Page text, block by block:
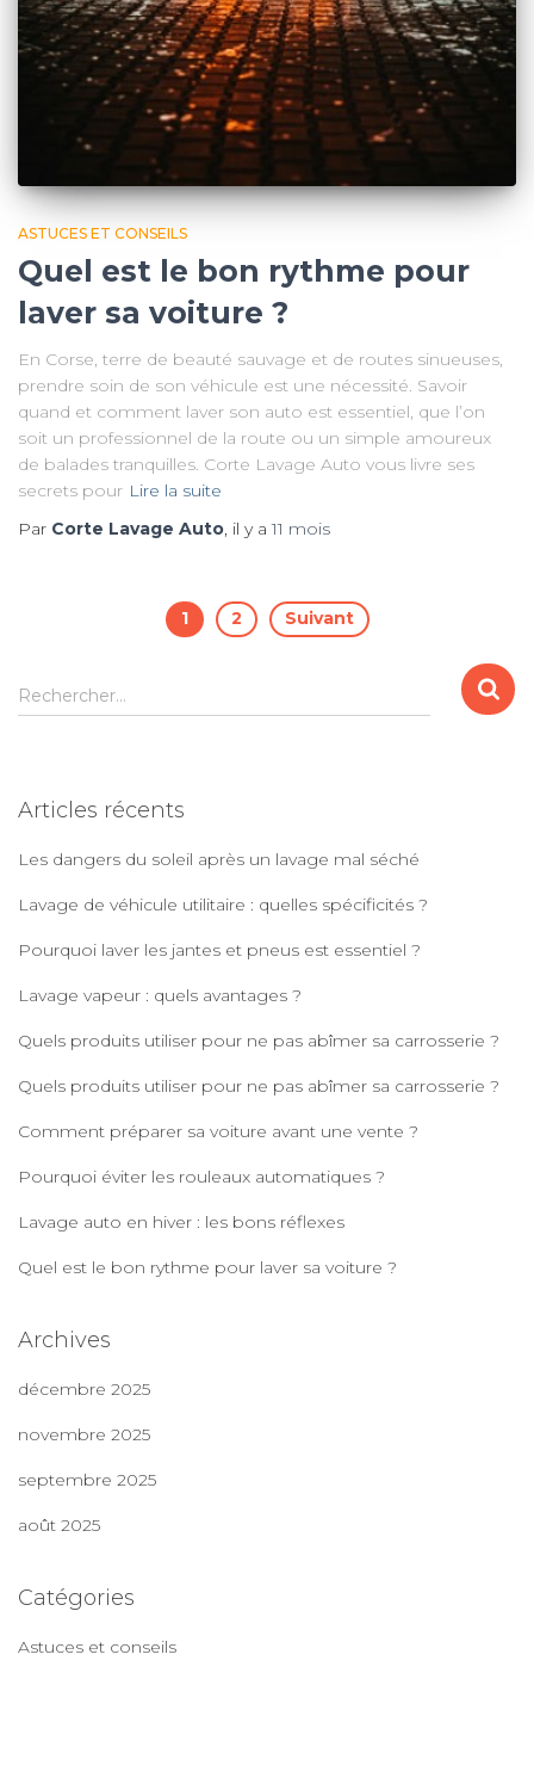
ASTUCES ET CONSEILS
Quel est le bon rythme pour
laver sa voiture ?
En Corse, terre de beauté sauvage et de routes sinueuses,
prendre soin de son véhicule est une nécessité. Savoir
quand et comment laver son auto est essentiel, que l’on
soit un professionnel de la route ou un simple amoureux
de balades tranquilles. Corte Lavage Auto vous livre ses
secrets pour Lire la suite
Par Corte Lavage Auto , il y a11 mois
Pagination
des
1 2 Suivant
R
e
r
h
e
Rechercher…
Articles récents
Les dangers du soleil après un lavage mal séché
Lavage de véhicule utilitaire : quelles spécificités ?
Pourquoi laver les jantes et pneus est essentiel ?
Lavage vapeur : quels avantages ?
Quels produits utiliser pour ne pas abîmer sa carrosserie ?
Quels produits utiliser pour ne pas abîmer sa carrosserie ?
Comment préparer sa voiture avant une vente ?
Pourquoi éviter les rouleaux automatiques ?
Lavage auto en hiver : les bons réflexes
Quel est le bon rythme pour laver sa voiture ?
Archives
décembre 2025
novembre 2025
septembre 2025
août 2025
Catégories
Astuces et conseils